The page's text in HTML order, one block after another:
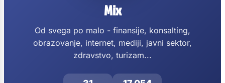
Mix
Od svega po malo - finansije, konsalting,
obrazovanje, internet, mediji, javni sektor,
zdravstvo, turizam...